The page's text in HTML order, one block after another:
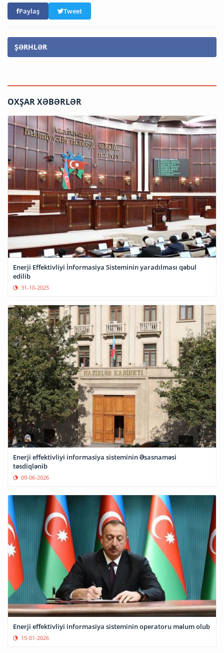
Paylaş Tweet
ŞƏRHLƏR
OXŞAR XƏBƏRLƏR
Enerji Effektivliyi İnformasiya Sisteminin yaradılması qəbul
edilib
31-10-2025
Enerji effektivliyi informasiya sisteminin Əsasnaməsi
təsdiqlənib
09-06-2026
Enerji effektivliyi informasiya sisteminin operatoru məlum olub
15-01-2026